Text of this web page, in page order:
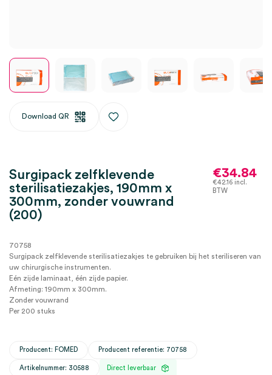
Download QR
Surgipack zelfklevende
sterilisatiezakjes, 190mm x
300mm, zonder vouwrand
(200)
€34.84
€42.16 incl.
BTW
70758
Surgipack zelfklevende sterilisatiezakjes te gebruiken bij het steriliseren van
uw chirurgische instrumenten.
Eén zijde laminaat, één zijde papier.
Afmeting: 190mm x 300mm.
Zonder vouwrand
Per 200 stuks
Producent: FOMED Producent referentie: 70758
Artikelnummer: 30588 Direct leverbaar